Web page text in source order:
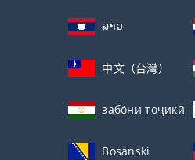
ລາວ
中文（台灣）
забо́ни тоҷикӣ́
Bosanski